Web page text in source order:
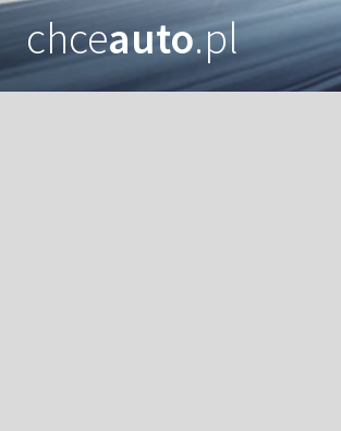
chceauto.pl